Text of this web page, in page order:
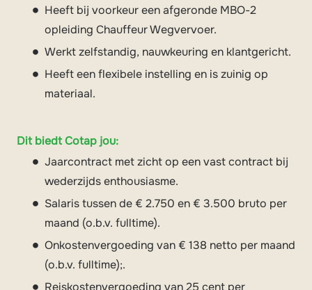
Heeft bij voorkeur een afgeronde MBO-2
opleiding Chauffeur Wegvervoer.
Werkt zelfstandig, nauwkeuring en klantgericht.
Heeft een flexibele instelling en is zuinig op
materiaal.
Dit biedt Cotap jou:
Jaarcontract met zicht op een vast contract bij
wederzijds enthousiasme.
Salaris tussen de € 2.750 en € 3.500 bruto per
maand (o.b.v. fulltime).
Onkostenvergoeding van € 138 netto per maand
(o.b.v. fulltime);.
Reiskostenvergoeding van 25 cent per